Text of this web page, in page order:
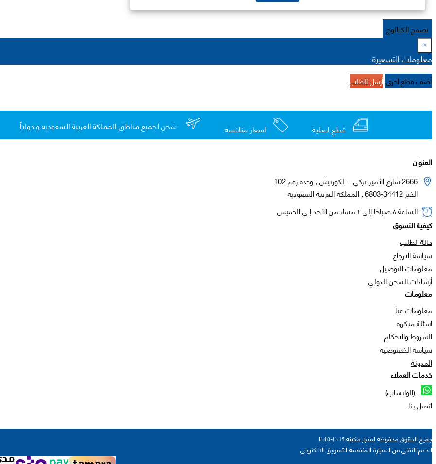
تصفح الكتالوج
×
معلومات التسعيرة
أضف قطع اخرىأرسل الطلب
قطع اصلية اسعار منافسة شحن لجميع مناطق المملكة العربية السعوديه ودولياً
العنوان
2666 شارع الأمير تركي – الكورنيش , وحدة رقم 102
الخبر 34412-6803 , المملكة العربية السعودية
الساعة ٨ صباحًا إلى ٤ مساء من الأحد إلى الخميس
كيفية التسوق
حالة الطلب
سياسة الارجاع
معلومات التوصيل
أرشادات الشحن الدولي
معلومات
معلومات عنا
اسئلة متكرره
الشروط والاحكام
سياسة الخصوصية
المدونة
خدمات العملاء
(الواتساب)
اتصل بنا
جميع الحقوق محفوظة لمتجر مكينة ٢٠١٩-٢٠٢٥
الدعم التقني من السيارة المتقدمة للتسويق الالكتروني